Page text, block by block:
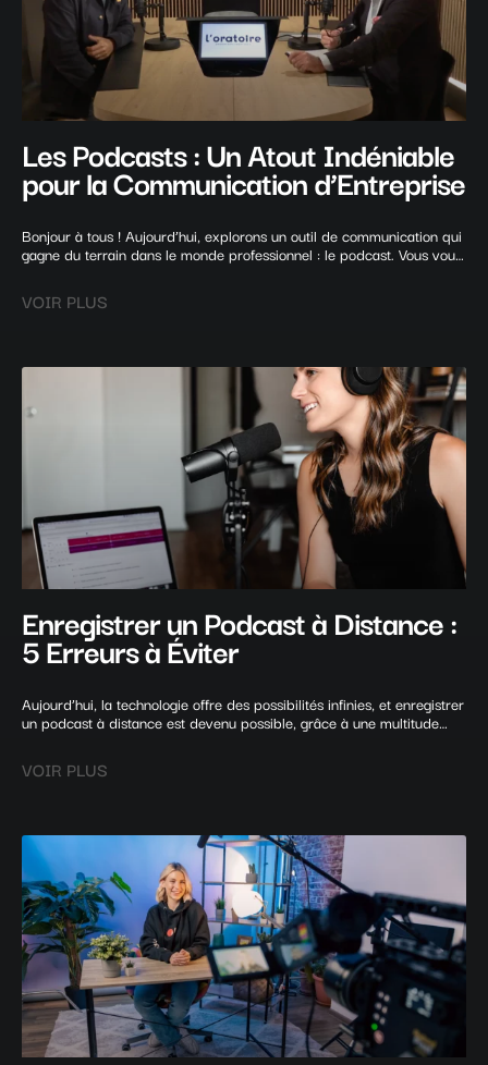
Les Podcasts : Un Atout Indéniable
pour la Communication d’Entreprise
Bonjour à tous ! Aujourd’hui, explorons un outil de communication qui
gagne du terrain dans le monde professionnel : le podcast. Vous vous
votre entreprise ? Eh bien, mettez un casque devant nos micros du
VOIR PLUS
Enregistrer un Podcast à Distance :
5 Erreurs à Éviter
Aujourd’hui, la technologie offre des possibilités infinies, et enregistrer
un podcast à distance est devenu possible, grâce à une multitude
de communication en ligne, des applications spécialisées ou des
services de studio virtuel,
VOIR PLUS